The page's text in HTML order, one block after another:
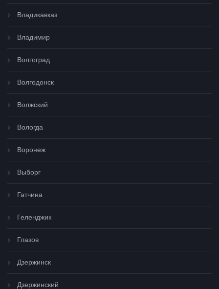
Владикавказ
Владимир
Волгоград
Волгодонск
Волжский
Вологда
Воронеж
Выборг
Гатчина
Геленджик
Глазов
Дзержинск
Дзержинский